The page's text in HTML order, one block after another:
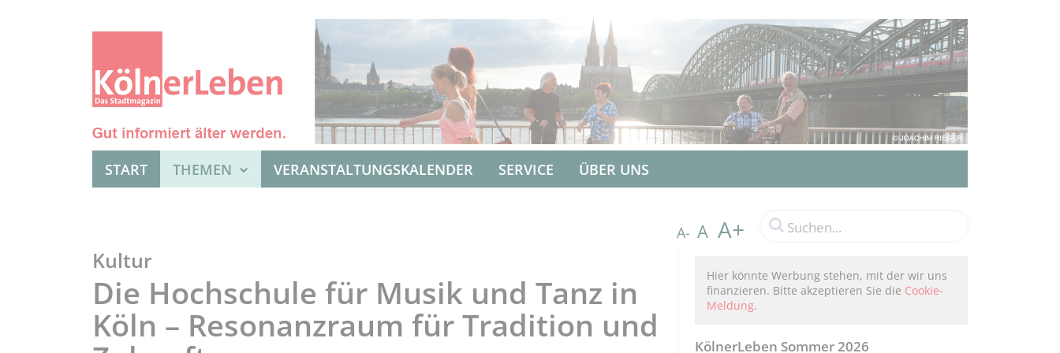
START THEMEN VERANSTALTUNGSKALENDER SERVICE ÜBER UNS
A- A A+
Kultur
Die Hochschule für Musik und Tanz in
Köln – Resonanzraum für Tradition und
Hier könnte Werbung stehen, mit der wir uns
finanzieren. Bitte akzeptieren Sie die Cookie-
Meldung.
KölnerLeben Sommer 2026